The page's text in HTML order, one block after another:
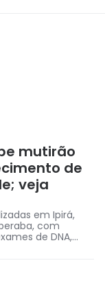
mutirão
de
veja
em Ipirá,
com
de DNA,
paternidade e
via de